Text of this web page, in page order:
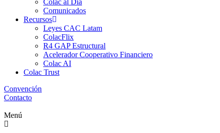
Colac al Día
Comunicados
Recursos
Leyes CAC Latam
ColacFlix
R4 GAP Estructural
Acelerador Cooperativo Financiero
Colac AI
Colac Trust
Convención
Contacto
Menú